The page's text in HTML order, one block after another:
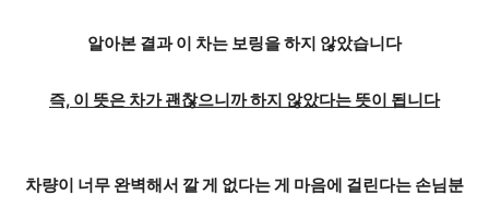
알아본 결과 이 차는 보링을 하지 않았습니다
즉, 이 뜻은 차가 괜찮으니까 하지 않았다는 뜻이 됩니다
차량이 너무 완벽해서 깔 게 없다는 게 마음에 걸린다는 손님분